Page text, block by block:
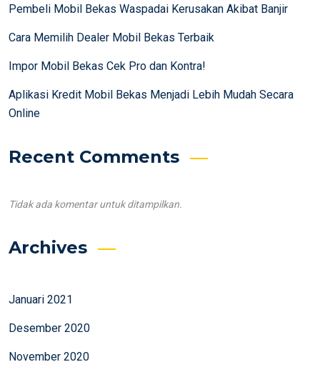
Pembeli Mobil Bekas Waspadai Kerusakan Akibat Banjir
Cara Memilih Dealer Mobil Bekas Terbaik
Impor Mobil Bekas Cek Pro dan Kontra!
Aplikasi Kredit Mobil Bekas Menjadi Lebih Mudah Secara
Online
Recent Comments
Tidak ada komentar untuk ditampilkan.
Archives
Januari 2021
Desember 2020
November 2020